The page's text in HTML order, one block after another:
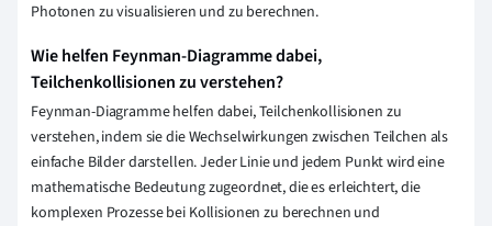
Photonen zu visualisieren und zu berechnen.
Wie helfen Feynman-Diagramme dabei,
Teilchenkollisionen zu verstehen?
Feynman-Diagramme helfen dabei, Teilchenkollisionen zu
verstehen, indem sie die Wechselwirkungen zwischen Teilchen als
einfache Bilder darstellen. Jeder Linie und jedem Punkt wird eine
mathematische Bedeutung zugeordnet, die es erleichtert, die
komplexen Prozesse bei Kollisionen zu berechnen und